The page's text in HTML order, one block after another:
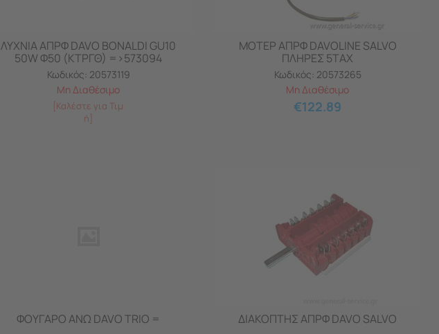
ΛΥΧΝΙΑ ΑΠΡΦ DAVO BONALDI GU10
50W Φ50 (ΚΤΡΓΘ) =>573094
Κωδικός: 20573119
Μη Διαθέσιμο
[Καλέστε για Τιμ
ή]
ΜΟΤΕΡ ΑΠΡΦ DAVOLINE SALVO
ΠΛΗΡΕΣ 5ΤΑΧ
Κωδικός: 20573265
Μη Διαθέσιμο
€122.89
ΦΟΥΓΑΡΟ ΑΝΩ DAVO TRIO = ΔΙΑΚΟΠΤΗΣ ΑΠΡΦ DAVO SALVO